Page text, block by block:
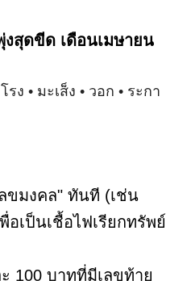
งสุดขีด เดือนเมษายน
รง • มะเส็ง • วอก • ระกา
ขมงคล" ทันที (เช่น
อเป็นเชื้อไฟเรียกทรัพย์
100 บาทที่มีเลขท้าย